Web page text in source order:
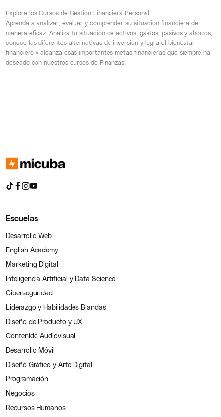
Explora los Cursos de Gestión Financiera Personal
Aprenda a analizar, evaluar y comprender su situación financiera de
manera eficaz. Analiza tu situación de activos, gastos, pasivos y ahorros,
conoce las diferentes alternativas de inversión y logra el bienestar
financiero y alcanza esas importantes metas financieras que siempre ha
deseado con nuestros cursos de Finanzas.
Escuelas
Desarrollo Web
English Academy
Marketing Digital
Inteligencia Artificial y Data Science
Ciberseguridad
Liderazgo y Habilidades Blandas
Diseño de Producto y UX
Contenido Audiovisual
Desarrollo Móvil
Diseño Gráfico y Arte Digital
Programación
Negocios
Recursos Humanos